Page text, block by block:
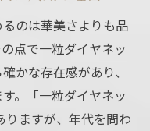
のは華美さよりも品
点で一粒ダイヤネッ
かな存在感があり、
。「一粒ダイヤネッ
りますが、年代を問わ